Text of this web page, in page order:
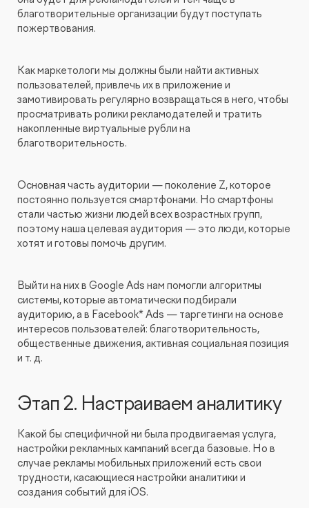
благотворительные организации будут поступать
пожертвования.
Как маркетологи мы должны были найти активных
пользователей, привлечь их в приложение и
замотивировать регулярно возвращаться в него, чтобы
просматривать ролики рекламодателей и тратить
накопленные виртуальные рубли на
благотворительность.
Основная часть аудитории — поколение Z, которое
постоянно пользуется смартфонами. Но смартфоны
стали частью жизни людей всех возрастных групп,
поэтому наша целевая аудитория — это люди, которые
хотят и готовы помочь другим.
Выйти на них в Google Ads нам помогли алгоритмы
системы, которые автоматически подбирали
аудиторию, а в Facebook* Ads — таргетинги на основе
интересов пользователей: благотворительность,
общественные движения, активная социальная позиция
и т. д.
Этап 2. Настраиваем аналитику
Какой бы специфичной ни была продвигаемая услуга,
настройки рекламных кампаний всегда базовые. Но в
случае рекламы мобильных приложений есть свои
трудности, касающиеся настройки аналитики и
создания событий для iOS.